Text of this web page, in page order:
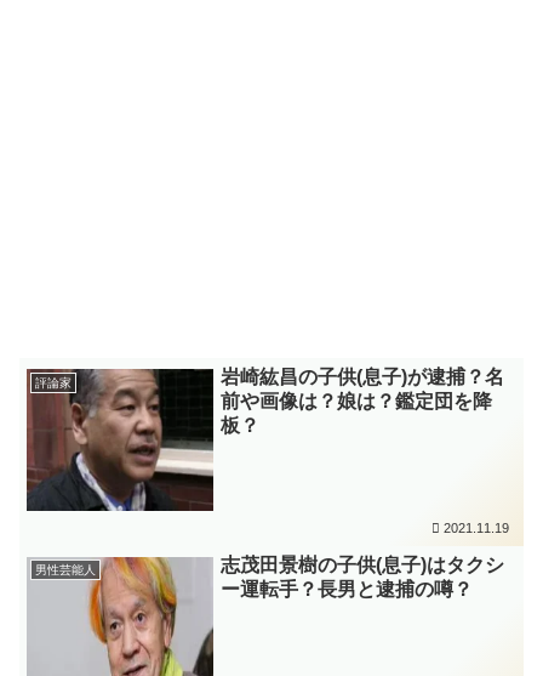
評論家
岩崎紘昌の子供(息子)が逮捕？名
前や画像は？娘は？鑑定団を降
板？
2021.11.19
男性芸能人
志茂田景樹の子供(息子)はタクシ
ー運転手？長男と逮捕の噂？